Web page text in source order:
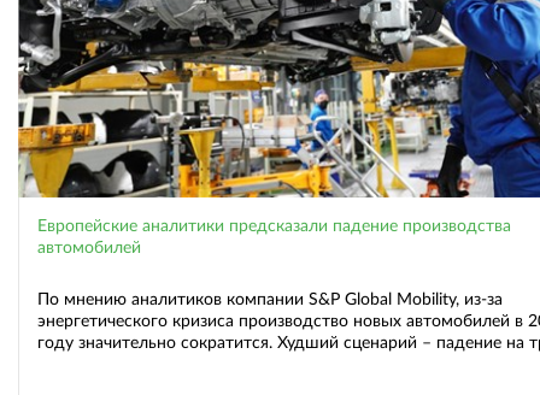
Европейские аналитики предсказали падение производства
автомобилей
По мнению аналитиков компании S&P Global Mobility, из-за
энергетического кризиса производство новых автомобилей в
году значительно сократится. Худший сценарий – падение на